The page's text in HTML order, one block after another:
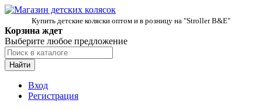
Купить детские коляски оптом и в розницу на "Stroller B&E"
Корзина ждет
Выберите любое предложение
Найти
Вход
Регистрация